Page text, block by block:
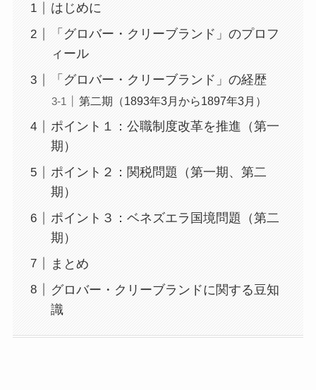
はじめに
「グロバー・クリーブランド」のプロフ
ィール
「グロバー・クリーブランド」の経歴
第二期（1893年3月から1897年3月）
ポイント１：公職制度改革を推進（第一
期）
ポイント２：関税問題（第一期、第二
期）
ポイント３：ベネズエラ国境問題（第二
期）
まとめ
グロバー・クリーブランドに関する豆知
識